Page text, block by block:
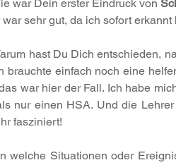
war Dein erster Eindruck von
war sehr gut, da ich sofort
hast Du Dich entschieden,
brauchte einfach noch eine
war hier der Fall. Ich habe
nur einen HSA. Und die
fasziniert!
welche Situationen oder